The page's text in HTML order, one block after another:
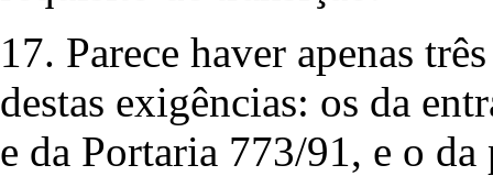
17. Parece haver apenas
destas exigências: os da
e da Portaria 773/91, e o